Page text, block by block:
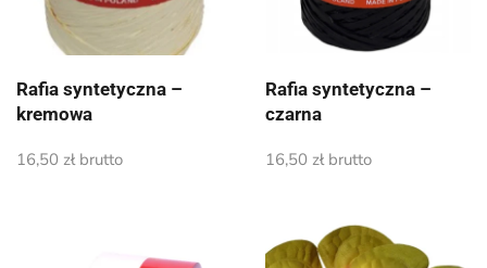
Rafia syntetyczna –
kremowa
16,50 złbrutto
Rafia syntetyczna –
czarna
16,50 złbrutto